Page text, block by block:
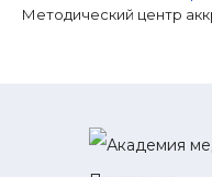
Методический центр